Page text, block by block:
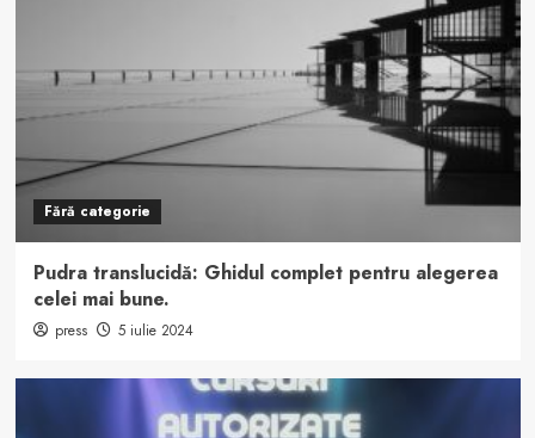
Fără categorie
Pudra translucidă: Ghidul complet pentru alegerea
celei mai bune.
press 5 iulie 2024